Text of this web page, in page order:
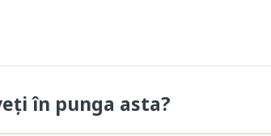
în punga asta?